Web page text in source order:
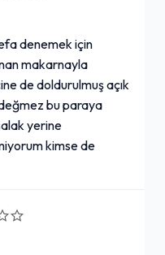
denemek için
makarnayla
de doldurulmuş açık
bu paraya
yerine
kimse de